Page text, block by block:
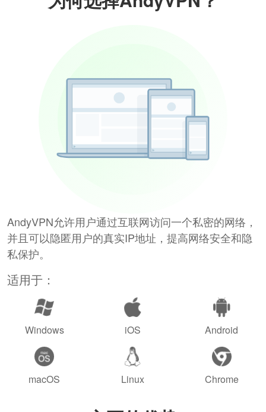
AndyVPN允许用户通过互联网访问一个私密的网络，
并且可以隐匿用户的真实IP地址，提高网络安全和隐
私保护。
适用于：
Windows iOS Android
macOS Linux Chrome